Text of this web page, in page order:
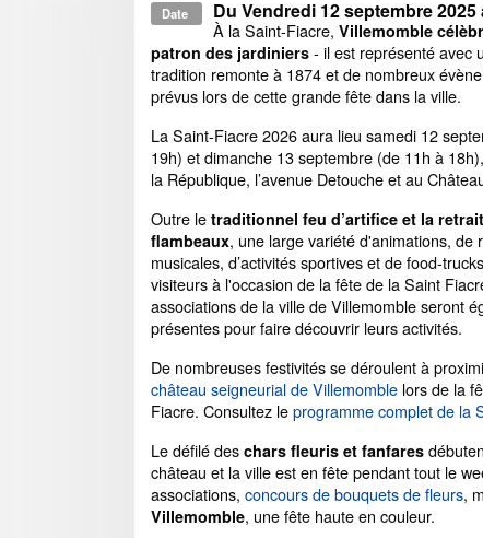
Date Du Vendredi 12 septembre 2025
À la Saint-Fiacre, Villemomble
patron des jardiniers - il est représenté avec
tradition remonte à 1874 et de nombreux
prévus lors de cette grande fête dans la ville.
La Saint-Fiacre 2026 aura lieu samedi 12
19h) et dimanche 13 septembre (de 11h à
la République, l’avenue Detouche et au
Outre le traditionnel feu d’artifice et la
flambeaux, une large variété d'animations, de
musicales, d’activités sportives et de food-
visiteurs à l'occasion de la fête de la Saint
associations de la ville de Villemomble seront
présentes pour faire découvrir leurs activités.
De nombreuses festivités se déroulent à
château seigneurial de Villemomble lors de la
Fiacre. Consultez leprogramme complet de la
Le défilé des chars fleuris et fanfares
château et la ville est en fête pendant tout le
associations, concours de bouquets de fleurs,
Villemomble, une fête haute en couleur.